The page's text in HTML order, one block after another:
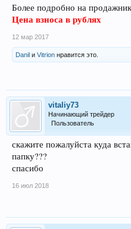
Более подробно на
Цена взноса в рублях
12 мар 2017
Danil и Vitrion нравится это.
vitaliy73
Начинающий трейдер
Пользователь
скажите пожалуйста куда
папку???
спасибо
16 июл 2018